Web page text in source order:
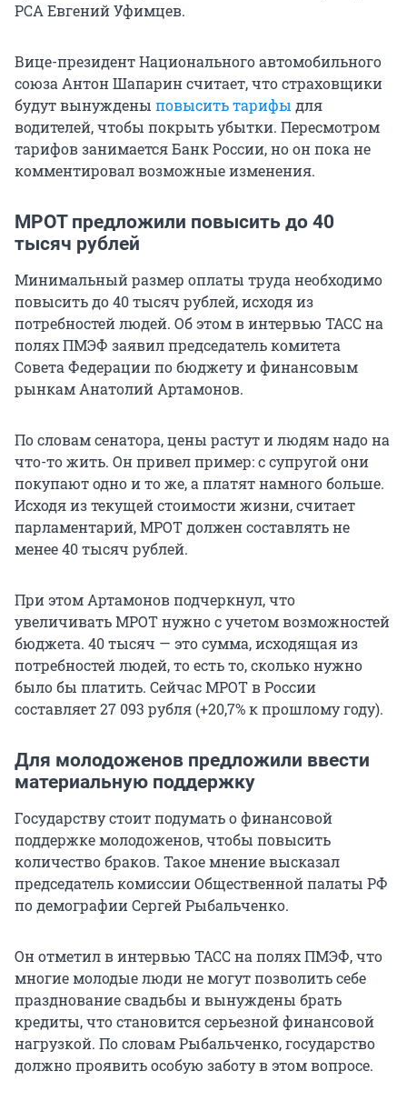
РСА Евгений Уфимцев.
Вице-президент Национального автомобильного
союза Антон Шапарин считает, что страховщики
будут вынуждены повысить тарифы для
водителей, чтобы покрыть убытки. Пересмотром
тарифов занимается Банк России, но он пока не
комментировал возможные изменения.
МРОТ предложили повысить до 40
тысяч рублей
Минимальный размер оплаты труда необходимо
повысить до 40 тысяч рублей, исходя из
потребностей людей. Об этом в интервью ТАСС на
полях ПМЭФ заявил председатель комитета
Совета Федерации по бюджету и финансовым
рынкам Анатолий Артамонов.
По словам сенатора, цены растут и людям надо на
что-то жить. Он привел пример: с супругой они
покупают одно и то же, а платят намного больше.
Исходя из текущей стоимости жизни, считает
парламентарий, МРОТ должен составлять не
менее 40 тысяч рублей.
При этом Артамонов подчеркнул, что
увеличивать МРОТ нужно с учетом возможностей
бюджета. 40 тысяч — это сумма, исходящая из
потребностей людей, то есть то, сколько нужно
было бы платить. Сейчас МРОТ в России
составляет27 093 рубля (+20,7% к прошлому году).
Для молодоженов предложили ввести
материальную поддержку
Государству стоит подумать о финансовой
поддержке молодоженов, чтобы повысить
количество браков. Такое мнение высказал
председатель комиссии Общественной палаты РФ
по демографии Сергей Рыбальченко.
Он отметил в интервью ТАСС на полях ПМЭФ, что
многие молодые люди не могут позволить себе
празднование свадьбы и вынуждены брать
кредиты, что становится серьезной финансовой
нагрузкой. По словам Рыбальченко, государство
должно проявить особую заботу в этом вопросе.